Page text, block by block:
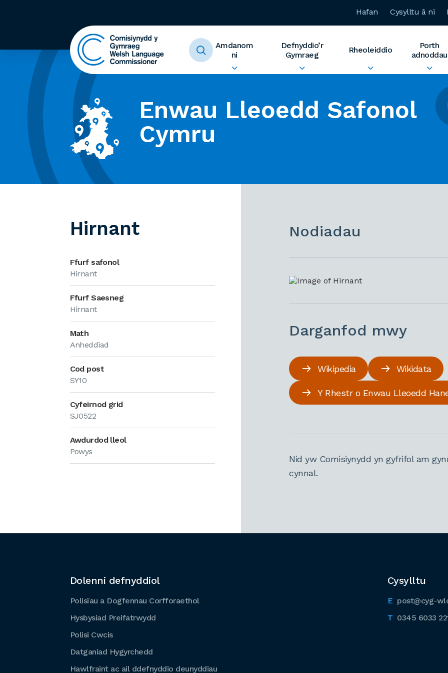
Hafan Cysylltu â ni
Amdanom
ni
Defnyddio’r
Gymraeg
Rheoleiddio
Porth
adnoddau
Enwau Lleoedd Safonol
Cymru
Hirnant
Ffurf safonol
Hirnant
Ffurf Saesneg
Hirnant
Math
Anheddiad
Cod post
SY10
Cyfeirnod grid
SJ0522
Awdurdod lleol
Powys
Nodiadau
Darganfod mwy
Wikipedia Wikidata
Y Rhestr o Enwau Lleoedd
Nid yw Comisiynydd yn gyfrifol am
cynnal.
Cysylltu
post@cyg-
0345 6033
Dolenni defnyddiol
Polisïau a Dogfennau Corfforaethol
Hysbysiad Preifatrwydd
Polisi Cwcis
Datganiad Hygyrchedd
Hawlfraint ac ail ddefnyddio deunyddiau